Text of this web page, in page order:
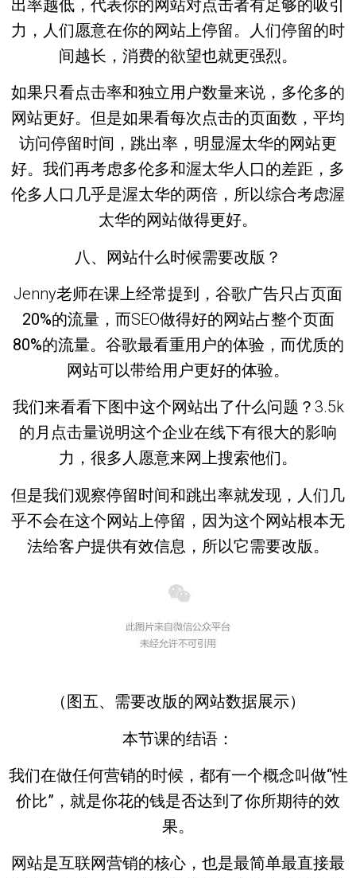
出率越低，代表你的网站对点击者有足够的吸引
力 ，人们愿意在你的网站上停留。人们停留的时
间越长， 消费的欲望也就更强烈。
如果只看点击率和独立用户数量来说，多伦多的
网站更好。但是如果看每次点击的页面数 ， 平均
访问停留时间 ， 跳出率 ，明显渥太华的网站更
好。我们再考虑多伦多和渥太华人口的差距，多
伦多人口几乎是渥太华的两倍，所以综合考虑渥
太华的网站做得更好。
八、网站什么时候需要改版？
Jenny老师在课上经常提到，谷歌广告只占页面
20%的流量，而SEO做得好的网站占整个页面
80%的流量。谷歌最看重用户的体验，而优质的
网站可以带给用户更好的体验。
我们来看看下图中这个网站出了什么问题？3.5k
的月点击量说明这个企业在线下有很大的影响
力，很多人愿意来网上搜索他们。
但是我们观察停留时间和跳出率就发现，人们几
乎不会在这个网站上停留，因为这个网站根本无
法给客户提供有效信息 ，所以它需要改版。
（图五、需要改版的网站数据展示）
本节课的结语：
我们在做任何营销的时候，都有一个概念叫做“性
价比” ，就是你花的钱是否达到了你所期待的效
果。
网站是互联网营销的核心 ，也是最简单最直接最